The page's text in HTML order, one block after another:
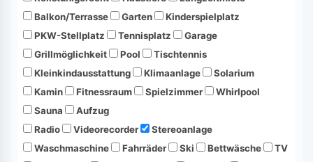
Balkon/Terrasse
Garten
Kinderspielplatz
PKW-Stellplatz
Tennisplatz
Garage
Grillmöglichkeit
Pool
Tischtennis
Kleinkindausstattung
Klimaanlage
Solarium
Kamin
Fitnessraum Spielzimmer
Whirlpool
Sauna
Aufzug
Radio
Videorecorder
Stereoanlage
Waschmaschine
Fahrräder Ski Bettwäsche
TV